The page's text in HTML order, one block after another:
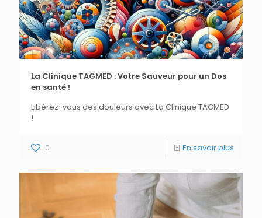
La Clinique TAGMED : Votre Sauveur pour un Dos
en santé !
Libérez-vous des douleurs avec La Clinique TAGMED
!
0 En savoir plus